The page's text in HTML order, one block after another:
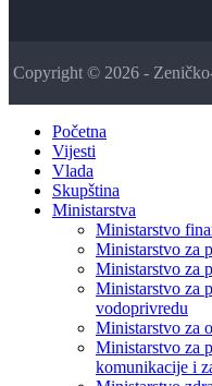
Copyright © 2026 -
Početna
Vijesti
Vlada
Skupština
Ministarstva
Ministarstvo
Ministarstvo za
Ministarstvo za
Ministarstvo za
vodoprivredu
Ministarstvo za
Ministarstvo za
komunikacije i